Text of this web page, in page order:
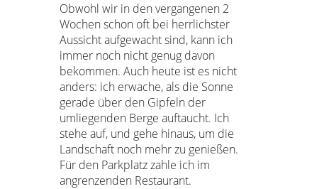
Obwohl wir in den vergangenen 2
Wochen schon oft bei herrlichster
Aussicht aufgewacht sind, kann ich
immer noch nicht genug davon
bekommen. Auch heute ist es nicht
anders: ich erwache, als die Sonne
gerade über den Gipfeln der
umliegenden Berge auftaucht. Ich
stehe auf, und gehe hinaus, um die
Landschaft noch mehr zu genießen.
Für den Parkplatz zahle ich im
angrenzenden Restaurant.